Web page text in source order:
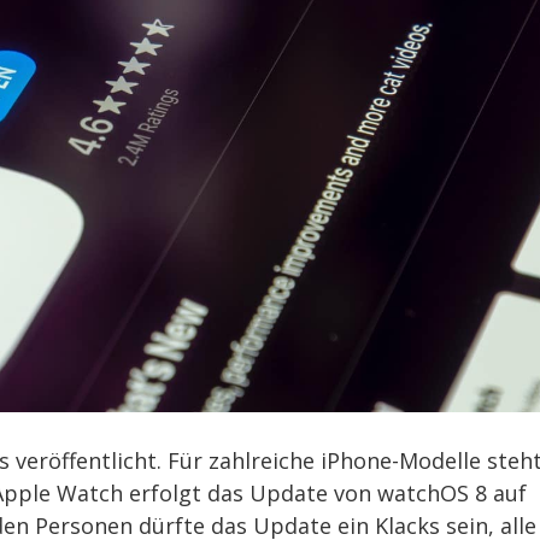
veröffentlicht. Für zahlreiche iPhone-Modelle
Watch erfolgt das Update von watchOS 8 auf
Personen dürfte das Update ein Klacks sein, alle